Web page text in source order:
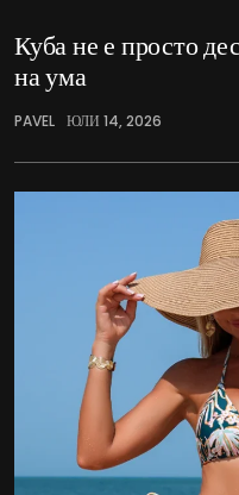
Куба не е просто
на ума
PAVEL ЮЛИ 14, 2026